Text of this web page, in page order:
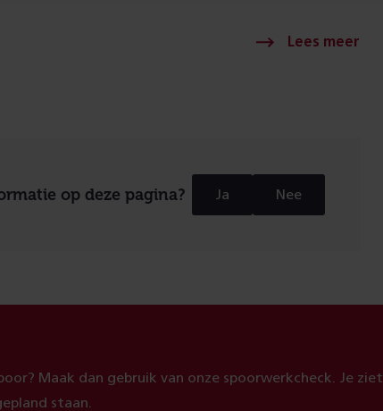
op deze pagina? Ja Nee
Maak dan gebruik van onze spoorwerkcheck. Je ziet
staan.